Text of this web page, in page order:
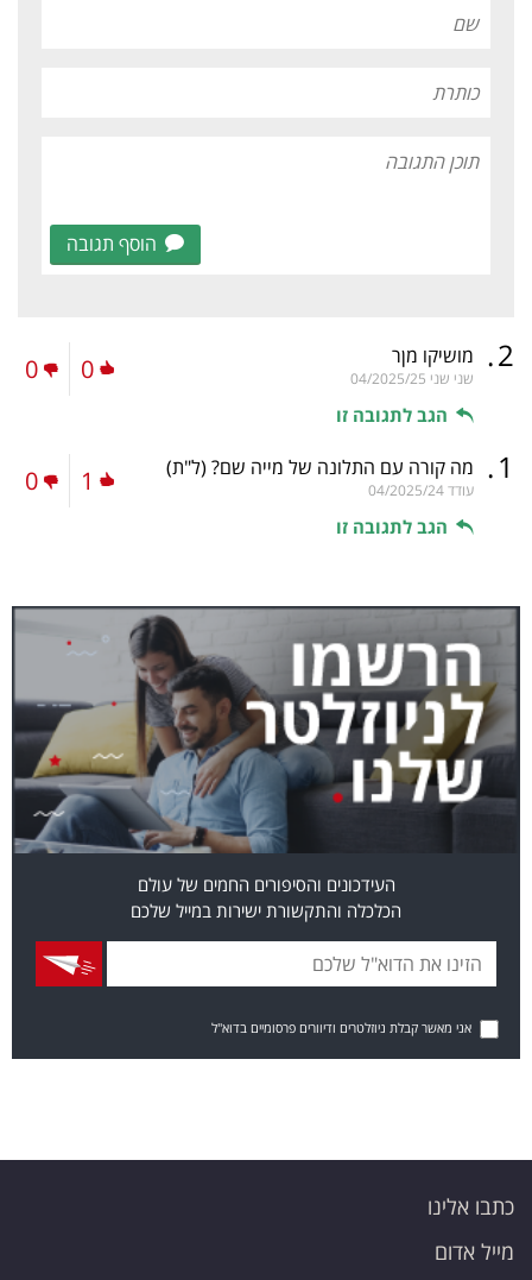
הוסף תגובה
2
. מושיקו מןר
שני שני 04/2025/25
הגב לתגובה זו
0
0
1
. מה קורה עם התלונה של מייה שם? (ל"ת)
עודד04/2025/24
הגב לתגובה זו
1
0
העידכונים והסיפורים החמים של עולם
הכלכלה והתקשורת ישירות במייל שלכם
אני מאשר קבלת ניוזלטרים ודיוורים פרסומיים בדוא"ל
כתבו אלינו
מייל אדום